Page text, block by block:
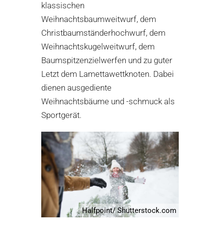
klassischen
Weihnachtsbaumweitwurf, dem
Christbaumständerhochwurf, dem
Weihnachtskugelweitwurf, dem
Baumspitzenzielwerfen und zu guter
Letzt dem Lamettawettknoten. Dabei
dienen ausgediente
Weihnachtsbäume und -schmuck als
Sportgerät.
Halfpoint/ Shutterstock.com